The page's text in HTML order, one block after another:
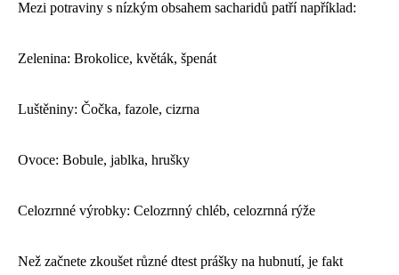
Mezi potraviny s nízkým obsahem sacharidů patří například:
Zelenina: Brokolice, květák, špenát
Luštěniny: Čočka, fazole, cizrna
Ovoce: Bobule, jablka, hrušky
Celozrnné výrobky: Celozrnný chléb, celozrnná rýže
Než začnete zkoušet různé dtest prášky na hubnutí, je fakt